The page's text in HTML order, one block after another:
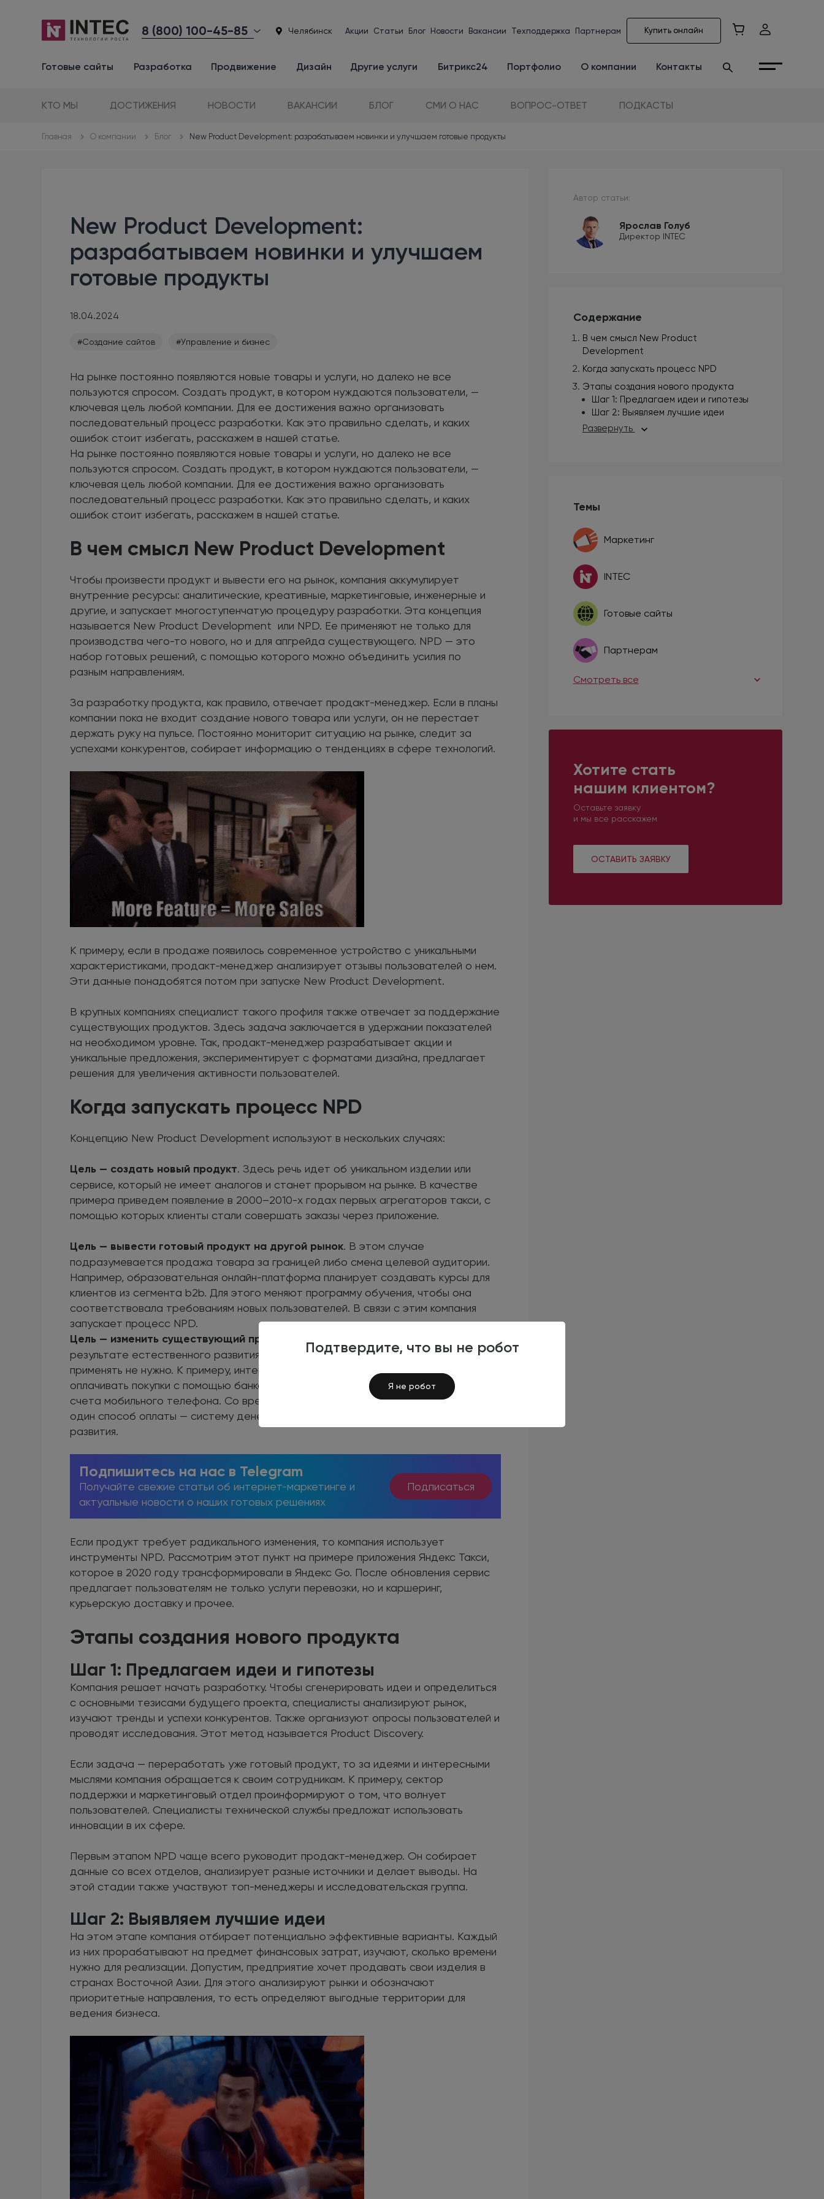
Подтвердите, что вы не робот
Я не робот
8 (800) 100-45-85 Челябинск Акции Статьи Блог Новости Вакансии Техподдержка Партнерам Купить онлайн
Готовые сайты Разработка Продвижение Дизайн Другие услуги Битрикс24 Портфолио О компании Контакты
КТО МЫ ДОСТИЖЕНИЯ НОВОСТИ ВАКАНСИИ БЛОГ СМИ О НАС ВОПРОС-ОТВЕТ ПОДКАСТЫ
Главная О компании Блог New Product Development: разрабатываем новинки и улучшаем готовые продукты
Автор статьи:
Ярослав Голуб
Директор INTEC
Содержание
В чем смысл New Product
Development
Когда запускать процесс NPD
Этапы создания нового продукта
Шаг 1: Предлагаем идеи и гипотезы
Шаг 2: Выявляем лучшие идеи
Развернуть
Темы
Маркетинг
INTEC
Готовые сайты
Партнерам
Смотреть все
Хотите стать
нашим клиентом?
Оставьте заявку
и мы все расскажем
ОСТАВИТЬ ЗАЯВКУ
New Product Development:
разрабатываем новинки и улучшаем
готовые продукты
18.04.2024
#Создание сайтов #Управление и бизнес
На рынке постоянно появляются новые товары и услуги, но далеко не все
пользуются спросом. Создать продукт, в котором нуждаются пользователи, —
ключевая цель любой компании. Для ее достижения важно организовать
последовательный процесс разработки. Как это правильно сделать, и каких
ошибок стоит избегать, расскажем в нашей статье.
На рынке постоянно появляются новые товары и услуги, но далеко не все
пользуются спросом. Создать продукт, в котором нуждаются пользователи, —
ключевая цель любой компании. Для ее достижения важно организовать
последовательный процесс разработки. Как это правильно сделать, и каких
ошибок стоит избегать, расскажем в нашей статье.
В чем смысл New Product Development
Чтобы произвести продукт и вывести его на рынок, компания аккумулирует
внутренние ресурсы: аналитические, креативные, маркетинговые, инженерные и
другие, и запускает многоступенчатую процедуру разработки. Эта концепция
называется New Product Development или NPD. Ее применяют не только для
производства чего-то нового, но и для апгрейда существующего. NPD — это
набор готовых решений, с помощью которого можно объединить усилия по
разным направлениям.
За разработку продукта, как правило, отвечает продакт-менеджер. Если в планы
компании пока не входит создание нового товара или услуги, он не перестает
держать руку на пульсе. Постоянно мониторит ситуацию на рынке, следит за
успехами конкурентов, собирает информацию о тенденциях в сфере технологий.
К примеру, если в продаже появилось современное устройство с уникальными
характеристиками, продакт-менеджер анализирует отзывы пользователей о нем.
Эти данные понадобятся потом при запуске New Product Development.
В крупных компаниях специалист такого профиля также отвечает за поддержание
существующих продуктов. Здесь задача заключается в удержании показателей
на необходимом уровне. Так, продакт-менеджер разрабатывает акции и
уникальные предложения, экспериментирует с форматами дизайна, предлагает
решения для увеличения активности пользователей.
Когда запускать процесс NPD
Концепцию New Product Development используют в нескольких случаях:
Цель — создать новый продукт. Здесь речь идет об уникальном изделии или
сервисе, который не имеет аналогов и станет прорывом на рынке. В качестве
примера приведем появление в 2000–2010-х годах первых агрегаторов такси, с
помощью которых клиенты стали совершать заказы через приложение.
Цель — вывести готовый продукт на другой рынок. В этом случае
подразумевается продажа товара за границей либо смена целевой аудитории.
Например, образовательная онлайн-платформа планирует создавать курсы для
клиентов из сегмента b2b. Для этого меняют программу обучения, чтобы она
соответствовала требованиям новых пользователей. В связи с этим компания
запускает процесс NPD.
Цель — изменить существующий продукт
результате естественного развития, то концепцию New Product Development
применять не нужно. К примеру, интернет-магазин предлагает клиентам
оплачивать покупки с помощью банковской карты, электронного кошелька или со
счета мобильного телефона. Со временем владелец площадки добавил еще
один способ оплаты — систему денежных переводов. Это естественный процесс
развития.
Подпишитесь на нас в Telegram
Получайте свежие статьи об интернет-маркетинге и
актуальные новости о наших готовых решениях
Подписаться
Если продукт требует радикального изменения, то компания использует
инструменты NPD. Рассмотрим этот пункт на примере приложения Яндекс Такси,
которое в 2020 году трансформировали в Яндекс Go. После обновления сервис
предлагает пользователям не только услуги перевозки, но и каршеринг,
курьерскую доставку и прочее.
Этапы создания нового продукта
Шаг 1: Предлагаем идеи и гипотезы
Компания решает начать разработку. Чтобы сгенерировать идеи и определиться
с основными тезисами будущего проекта, специалисты анализируют рынок,
изучают тренды и успехи конкурентов. Также организуют опросы пользователей и
проводят исследования. Этот метод называется Product Discovery.
Если задача — переработать уже готовый продукт, то за идеями и интересными
мыслями компания обращается к своим сотрудникам. К примеру, сектор
поддержки и маркетинговый отдел проинформируют о том, что волнует
пользователей. Специалисты технической службы предложат использовать
инновации в их сфере.
Первым этапом NPD чаще всего руководит продакт-менеджер. Он собирает
данные со всех отделов, анализирует разные источники и делает выводы. На
этой стадии также участвуют топ-менеджеры и исследовательская группа.
Шаг 2: Выявляем лучшие идеи
На этом этапе компания отбирает потенциально эффективные варианты. Каждый
из них прорабатывают на предмет финансовых затрат, изучают, сколько времени
нужно для реализации. Допустим, предприятие хочет продавать свои изделия в
странах Восточной Азии. Для этого анализируют рынки и обозначают
приоритетные направления, то есть определяют выгодные территории для
ведения бизнеса.